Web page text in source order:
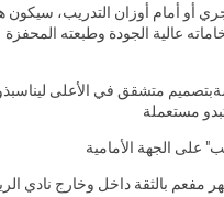
أو أمام أوزان التدريب، سيكون
عالية الجودة وطبعته المحفزة
متشقق في الأعلى
مستعملة
على الجهة الأمامية
مفعم بالثقة داخل وخارج نادي